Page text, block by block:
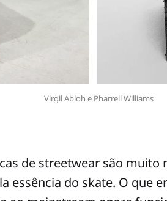
Virgil Abloh e Pharrell Williams
de streetwear são muito
essência do skate. O que